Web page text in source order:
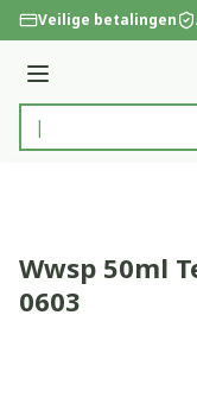
Ga naar de inhoud
Veilige betalingen
Menu
Product, merk,
Wwsp 50ml
0603